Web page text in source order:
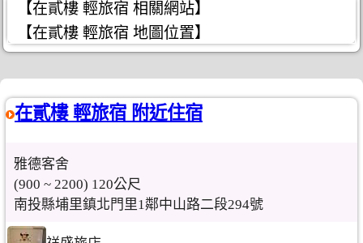
【在貳樓 輕旅宿 相關網站】
【在貳樓 輕旅宿 地圖位置】
在貳樓 輕旅宿 附近住宿
雅德客舍
(900 ~ 2200) 120公尺
南投縣埔里鎮北門里1鄰中山路二段294號